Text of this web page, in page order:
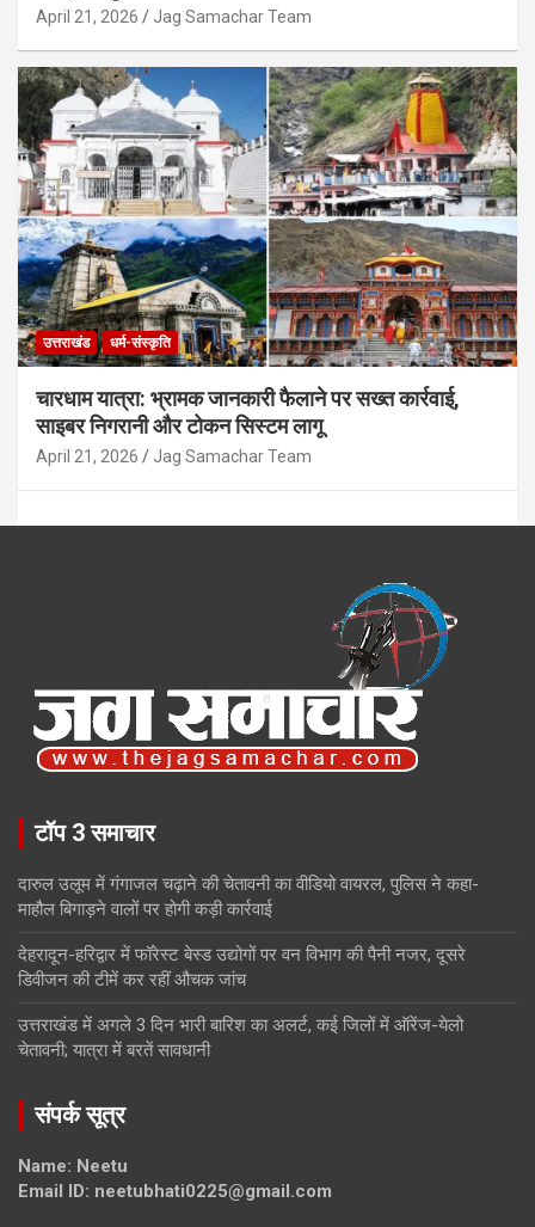
उत्तराखंड
उत्तराखंड में नकली डेयरी उत्पादों पर बड़ा एक्शन,
पनीर-घी के नाम पर बिकने वाले गैर-दुग्ध उत्पादों
पर रोक
August 8, 2026 Jag Samachar Team
April 21, 2026 Jag Samachar Team
उत्तराखंड धर्म-संस्कृति
चारधाम यात्रा: भ्रामक जानकारी फैलाने पर सख्त कार्रवाई,
साइबर निगरानी और टोकन सिस्टम लागू
April 21, 2026 Jag Samachar Team
टॉप 3 समाचार
दारुल उलूम में गंगाजल चढ़ाने की चेतावनी का वीडियो वायरल, पुलिस ने कहा-
माहौल बिगाड़ने वालों पर होगी कड़ी कार्रवाई
देहरादून-हरिद्वार में फॉरेस्ट बेस्ड उद्योगों पर वन विभाग की पैनी नजर, दूसरे
डिवीजन की टीमें कर रहीं औचक जांच
उत्तराखंड में अगले 3 दिन भारी बारिश का अलर्ट, कई जिलों में ऑरेंज-येलो
चेतावनी; यात्रा में बरतें सावधानी
संपर्क सूत्र
Name: Neetu
Email ID: neetubhati0225@gmail.com